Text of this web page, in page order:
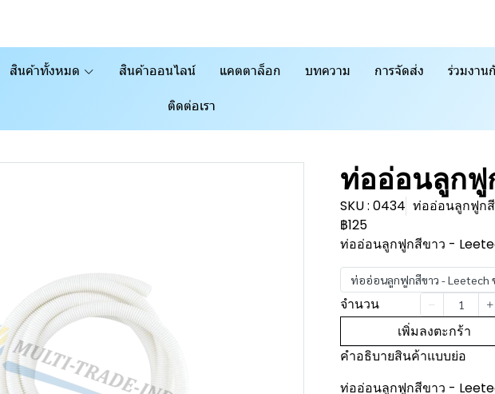
สินค้าทั้งหมด สินค้าออนไลน์ แคตตาล็อก บทความ การจัดส่ง ร่วมงาน
ติดต่อเรา
ท่ออ่อนลูก
SKU : 0434 ท่ออ่อนลูกฟูก
฿125
ท่ออ่อนลูกฟูกสีขาว -
ท่ออ่อนลูกฟูกสีขาว - Leetech
จำนวน
เพิ่มลงตะกร้า
คำอธิบายสินค้าแบบย่อ
ท่ออ่อนลูกฟูกสีขาว -